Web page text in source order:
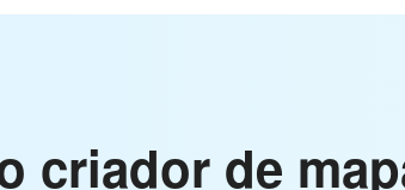
criador de